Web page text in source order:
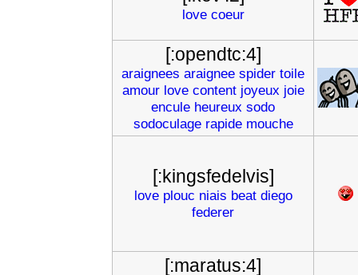
love coeur
[:opendtc:4]
araignees araignee spider toile
amour love content joyeux joie
encule heureux sodo
sodoculage rapide mouche
[:kingsfedelvis]
love plouc niais beat diego
federer
[:maratus:4]